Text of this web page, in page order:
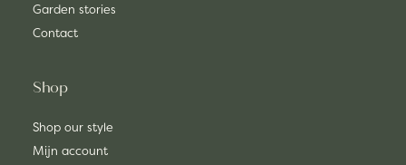
Garden stories
Contact
Shop
Shop our style
Mijn account